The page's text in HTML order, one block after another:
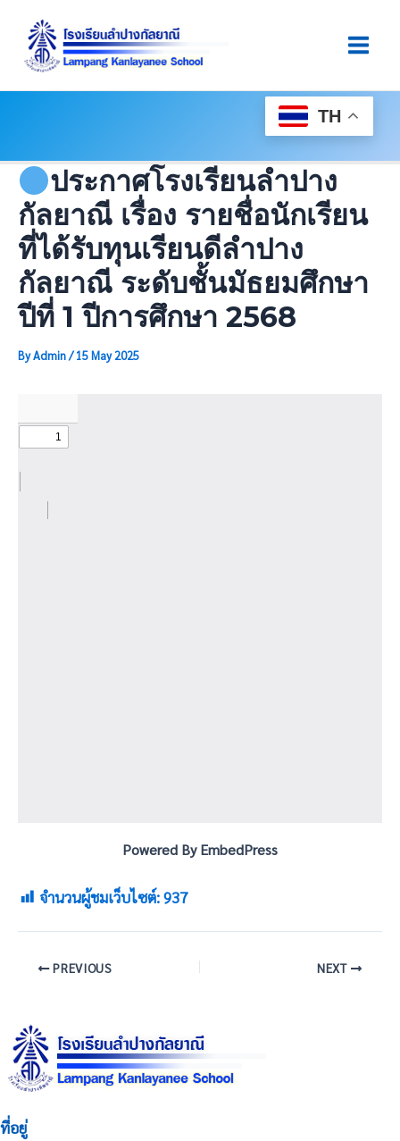
Content
TH
ประกาศโรงเรียนลำปาง
กัลยาณี เรื่อง รายชื่อนักเรียน
ที่ได้รับทุนเรียนดีลำปาง
กัลยาณี ระดับชั้นมัธยมศึกษา
ปีที่ 1 ปีการศึกษา 2568
ByAdmin/15 May 2025
Powered By EmbedPress
จำนวนผู้ชมเว็บไซต์:937
Navigation
PREVIOUS NEXT
ที่อยู่